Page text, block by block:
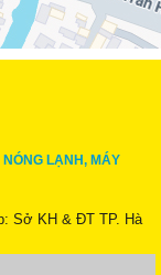
LẠNH, MÁY
Sở KH & ĐT TP. Hà